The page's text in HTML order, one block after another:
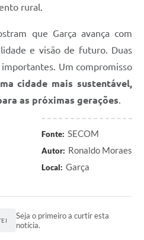
rural.
que Garça avança com
e visão de futuro. Duas
Um compromisso
cidade mais sustentável,
as próximas gerações.
Fonte: SECOM
Autor: Ronaldo Moraes
Local: Garça
Seja o primeiro a curtir esta
notícia.